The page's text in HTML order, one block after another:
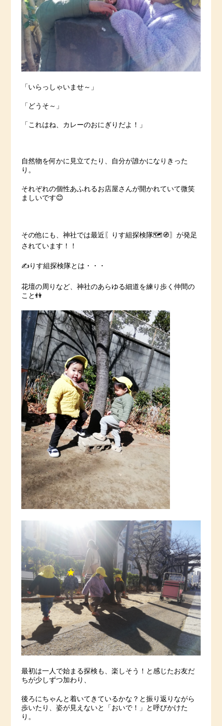
「いらっしゃいませ～」
「どうそ～」
「これはね、カレーのおにぎりだよ！」
自然物を何かに見立てたり、自分が誰かになりきった
り。
それぞれの個性あふれるお店屋さんが開かれていて微笑
ましいです😊
その他にも、神社では最近〖りす組探検隊🗺️🧭〗が発足
されています！！
✍️りす組探検隊とは・・・
花壇の周りなど、神社のあらゆる細道を練り歩く仲間の
こと👫
最初は一人で始まる探検も、楽しそう！と感じたお友だ
ちが少しずつ加わり、
後ろにちゃんと着いてきているかな？と振り返りながら
歩いたり、姿が見えないと「おいで！」と呼びかけた
り。